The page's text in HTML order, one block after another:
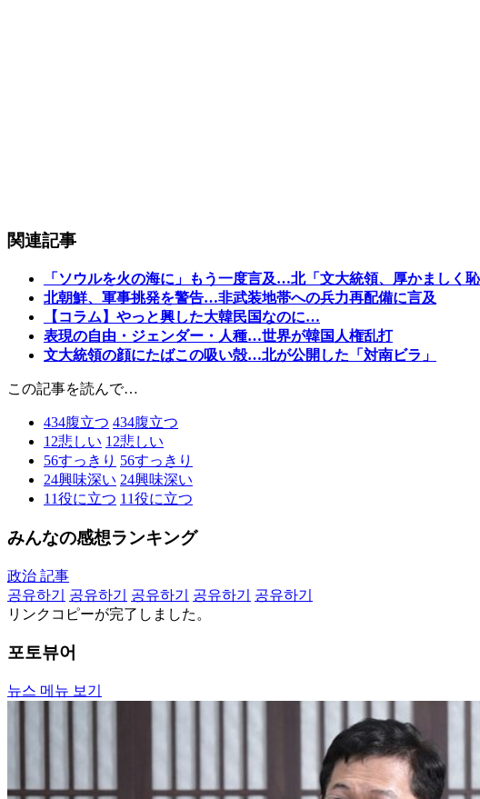
関連記事
「ソウルを火の海に」もう一度言及…北「文大統領、厚かましく
北朝鮮、軍事挑発を警告…非武装地帯への兵力再配備に言及
【コラム】やっと興した大韓民国なのに…
表現の自由・ジェンダー・人種…世界が韓国人権乱打
文大統領の顔にたばこの吸い殻…北が公開した「対南ビラ」
この記事を読んで…
434腹立つ 434腹立つ
12悲しい 12悲しい
56すっきり 56すっきり
24興味深い 24興味深い
11役に立つ 11役に立つ
みんなの感想ランキング
政治 記事
공유하기
공유하기 공유하기 공유하기
공유하기
リンクコピーが完了しました。
포토뷰어
뉴스 메뉴 보기